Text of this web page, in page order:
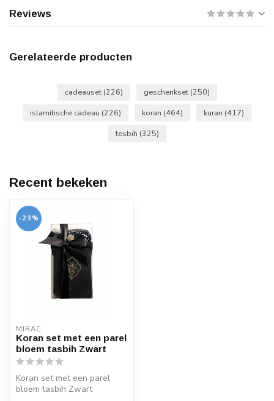
Reviews
Gerelateerde producten
cadeauset (226) geschenkset (250)
islamitische cadeau (226) koran (464) kuran (417)
tesbih (325)
Recent bekeken
-23%
MIRAC
Koran set met een parel
bloem tasbih Zwart
Koran set met een parel
bloem tasbih Zwart